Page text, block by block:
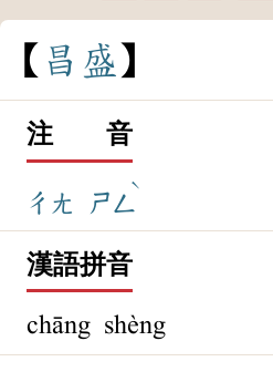
昌 盛
注 音
ㄔㄤ ㄕㄥ
ˋ
漢語拼音
chāng shèng